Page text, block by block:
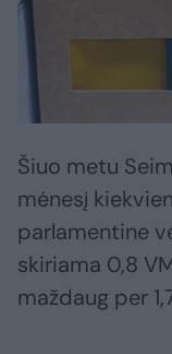
Šiuo metu
mėnesį
parlamentine
skiriama 0,8
maždaug per